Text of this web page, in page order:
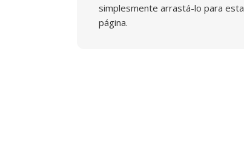
simplesmente arrastá-lo para esta
página.